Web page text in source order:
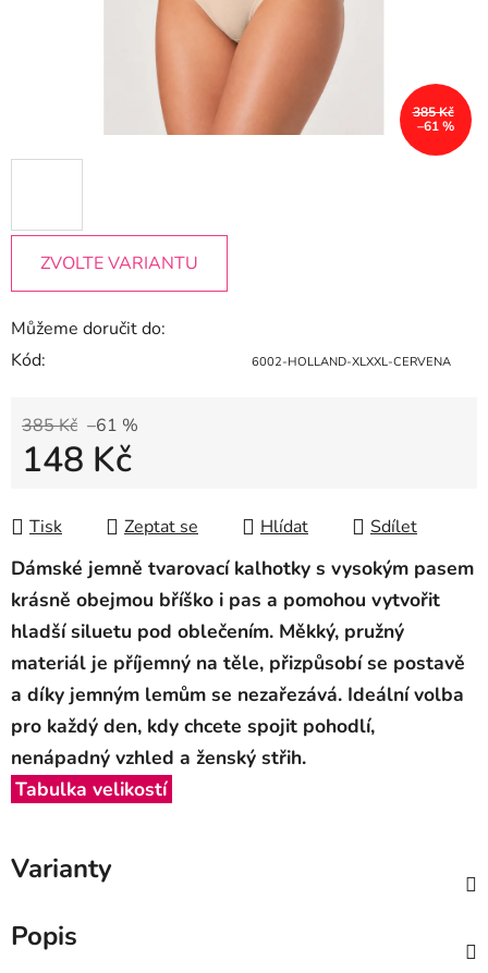
ZVOLTE VARIANTU
Můžeme doručit do:
Kód:
6002-HOLLAND-XLXXL-CERVENA
385 Kč –61 %
148 Kč
Tisk
Zeptat se Hlídat Sdílet
Dámské jemně tvarovací kalhotky s vysokým pasem
krásně obejmou bříško i pas a pomohou vytvořit
hladší siluetu pod oblečením. Měkký, pružný
materiál je příjemný na těle, přizpůsobí se postavě
a díky jemným lemům se nezařezává. Ideální volba
pro každý den, kdy chcete spojit pohodlí,
nenápadný vzhled a ženský střih.
Tabulka velikostí
385 Kč
–61 %
Varianty
Popis